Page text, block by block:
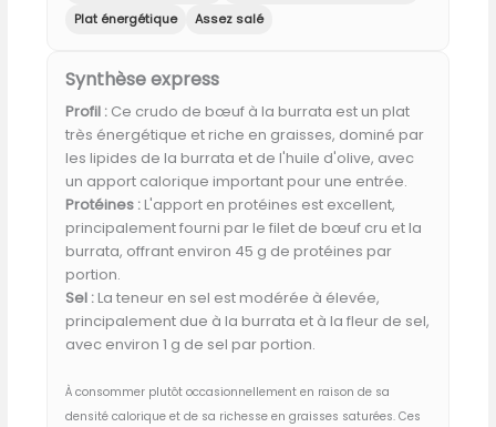
Plat énergétique
Assez salé
Synthèse express
Profil :Ce crudo de bœuf à la burrata est un plat
très énergétique et riche en graisses, dominé par
les lipides de la burrata et de l'huile d'olive, avec
un apport calorique important pour une entrée.
Protéines :L'apport en protéines est excellent,
principalement fourni par le filet de bœuf cru et la
burrata, offrant environ 45 g de protéines par
portion.
Sel :La teneur en sel est modérée à élevée,
principalement due à la burrata et à la fleur de sel,
avec environ 1 g de sel par portion.
À consommer plutôt occasionnellement en raison de sa
densité calorique et de sa richesse en graisses saturées. Ces